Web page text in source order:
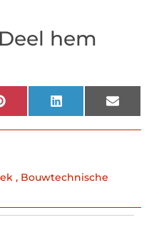
hem
PinterestLinkedInEmail
, Bouwtechnische